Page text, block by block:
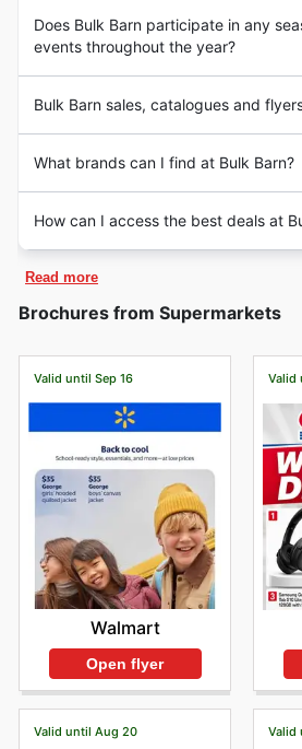
Does Bulk Barn participate in any
events throughout the year?
Bulk Barn sales, catalogues and
What brands can I find at Bulk Barn?
How can I access the best deals at
Read more
Brochures from Supermarkets
Valid until Sep 16
Walmart
Open flyer
Valid
Valid until Aug 20 Valid